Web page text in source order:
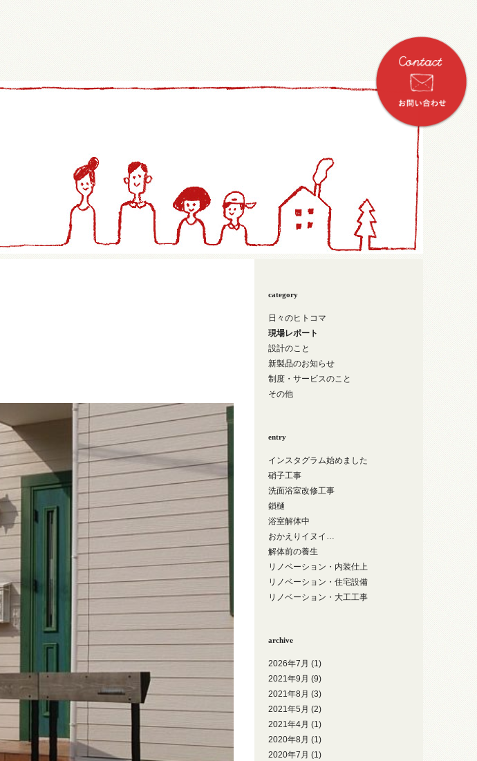
category
日々のヒトコマ
現場レポート
設計のこと
新製品のお知らせ
制度・サービスのこと
その他
entry
インスタグラム始めました
硝子工事
洗面浴室改修工事
鎖樋
浴室解体中
おかえりイヌイ…
解体前の養生
リノベーション・内装仕上
リノベーション・住宅設備
リノベーション・大工工事
archive
2026年7月 (1)
2021年9月 (9)
2021年8月 (3)
2021年5月 (2)
2021年4月 (1)
2020年8月 (1)
2020年7月 (1)